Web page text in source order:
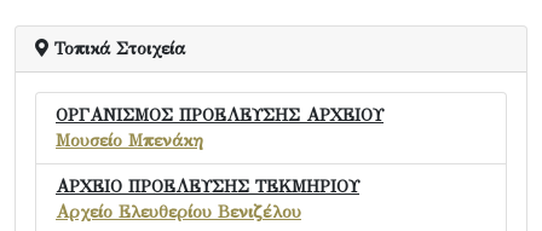
Τοπικά Στοιχεία
ΟΡΓΑΝΙΣΜΟΣ ΠΡΟΕΛΕΥΣΗΣ ΑΡΧΕΙΟΥ
Μουσείο Μπενάκη
ΑΡΧΕΙΟ ΠΡΟΕΛΕΥΣΗΣ ΤΕΚΜΗΡΙΟΥ
Αρχείο Ελευθερίου Βενιζέλου